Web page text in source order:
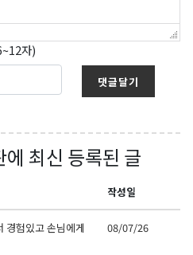
자)
댓글달기
에 최신 등록된 글
작성일
경험있고 손님에게
08/07/26